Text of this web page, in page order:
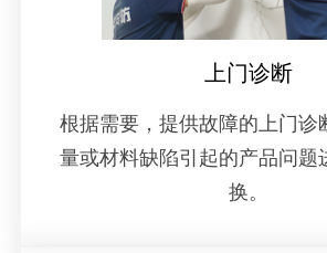
上门诊断
根据需要，提供故障的上门诊
量或材料缺陷引起的产品问题
换。